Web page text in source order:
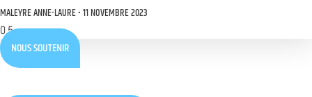
MALEYRE ANNE-LAURE 11 NOVEMBRE 2023
NOUS SOUTENIR